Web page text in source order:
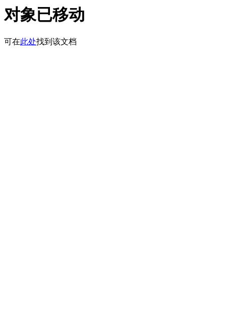
对象已移动
可在此处找到该文档